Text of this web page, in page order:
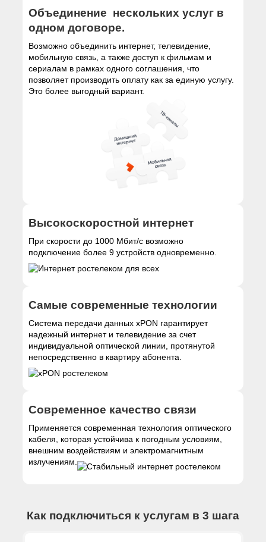
Объединение нескольких услуг в
одном договоре.
Возможно объединить интернет, телевидение,
мобильную связь, а также доступ к фильмам и
сериалам в рамках одного соглашения, что
позволяет производить оплату как за единую услугу.
Это более выгодный вариант.
Высокоскоростной интернет
При скорости до 1000 Мбит/с возможно
подключение более 9 устройств одновременно.
Самые современные технологии
Система передачи данных xPON гарантирует
надежный интернет и телевидение за счет
индивидуальной оптической линии, протянутой
непосредственно в квартиру абонента.
Современное качество связи
Применяется современная технология оптического
кабеля, которая устойчива к погодным условиям,
внешним воздействиям и электромагнитным
излучениям.
Как подключиться к услугам в 3 шага